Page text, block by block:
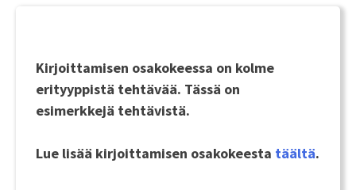
Kirjoittamisen osakokeessa on kolme
erityyppistä tehtävää. Tässä on
esimerkkejä tehtävistä.
Lue lisää kirjoittamisen osakokeesta täältä.